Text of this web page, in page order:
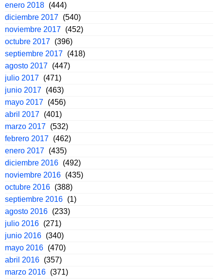
enero 2018 (444)
diciembre 2017 (540)
noviembre 2017 (452)
octubre 2017 (396)
septiembre 2017 (418)
agosto 2017 (447)
julio 2017 (471)
junio 2017 (463)
mayo 2017 (456)
abril 2017 (401)
marzo 2017 (532)
febrero 2017 (462)
enero 2017 (435)
diciembre 2016 (492)
noviembre 2016 (435)
octubre 2016 (388)
septiembre 2016 (1)
agosto 2016 (233)
julio 2016 (271)
junio 2016 (340)
mayo 2016 (470)
abril 2016 (357)
marzo 2016 (371)